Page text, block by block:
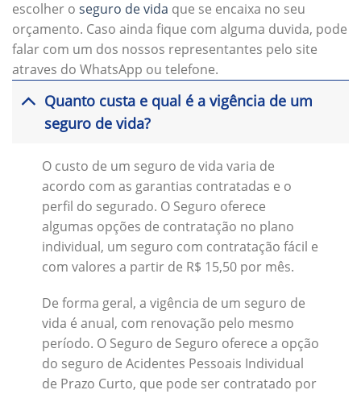
escolher o seguro de vida que se encaixa no seu
orçamento. Caso ainda fique com alguma duvida, pode
falar com um dos nossos representantes pelo site
atraves do WhatsApp ou telefone.
Quanto custa e qual é a vigência de um
seguro de vida?
O custo de um seguro de vida varia de
acordo com as garantias contratadas e o
perfil do segurado. O Seguro oferece
algumas opções de contratação no plano
individual, um seguro com contratação fácil e
com valores a partir de R$ 15,50 por mês.
De forma geral, a vigência de um seguro de
vida é anual, com renovação pelo mesmo
período. O Seguro de Seguro oferece a opção
do seguro de Acidentes Pessoais Individual
de Prazo Curto, que pode ser contratado por